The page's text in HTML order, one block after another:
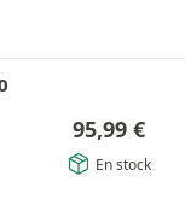
95,99 €
En stock